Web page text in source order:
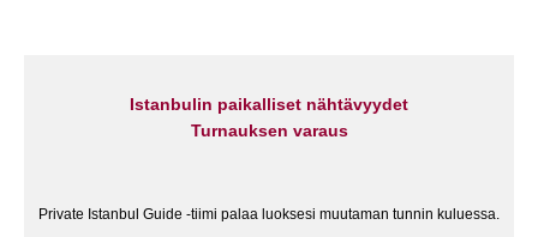
Istanbulin paikalliset nähtävyydet
Turnauksen varaus
Private Istanbul Guide -tiimi palaa luoksesi muutaman tunnin kuluessa.